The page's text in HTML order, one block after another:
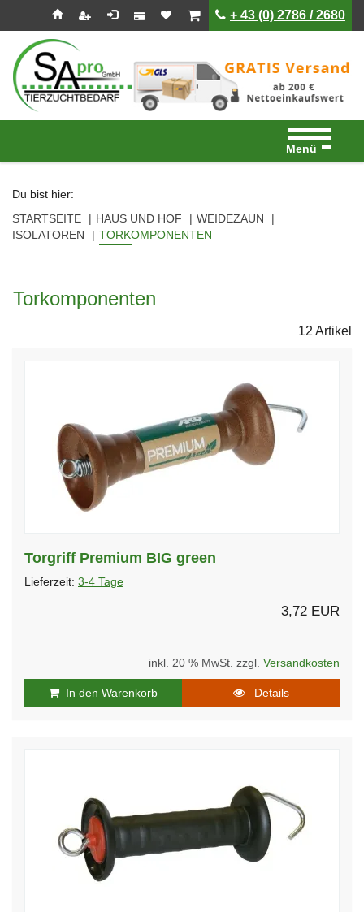
Seitenebreiche:
ist leerist leer+ 43 (0) 2786 / 2680
Menü
Du bist hier:
STARTSEITE
HAUS UND HOF
WEIDEZAUN
ISOLATOREN
TORKOMPONENTEN
Torkomponenten
12 Artikel
Torgriff Premium BIG green
Lieferzeit: 3-4 Tage
3,72 EUR
inkl. 20 % MwSt. zzgl. Versandkosten
In den Warenkorb Details